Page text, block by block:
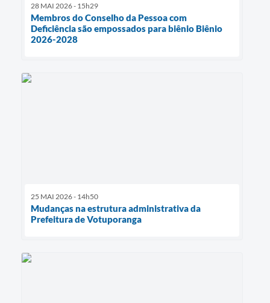
28 MAI 2026 - 15h29
Membros do Conselho da Pessoa com
Deficiência são empossados para biênio Biênio
2026-2028
25 MAI 2026 - 14h50
Mudanças na estrutura administrativa da
Prefeitura de Votuporanga